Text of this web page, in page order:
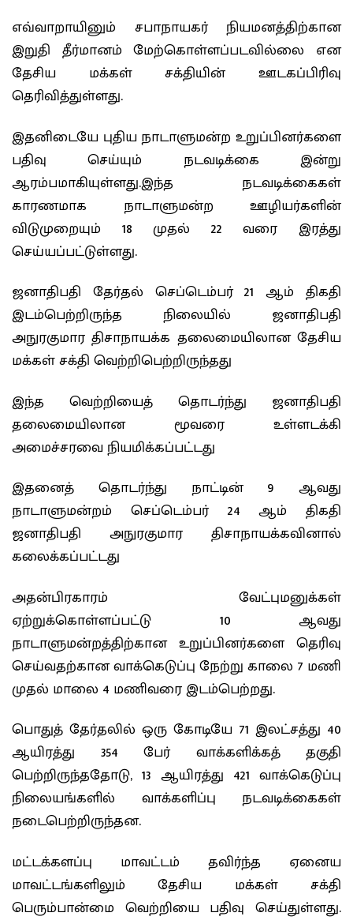
எவ்வாறாயினும் சபாநாயகர் நியமனத்திற்கான
இறுதி தீர்மானம் மேற்கொள்ளப்படவில்லை என
தேசிய மக்கள் சக்தியின் ஊடகப்பிரிவு
தெரிவித்துள்ளது.
இதனிடையே புதிய நாடாளுமன்ற உறுப்பினர்களை
பதிவு செய்யும் நடவடிக்கை இன்று
ஆரம்பமாகியுள்ளது.இந்த நடவடிக்கைகள்
காரணமாக நாடாளுமன்ற ஊழியர்களின்
விடுமுறையும் 18 முதல் 22 வரை இரத்து
செய்யப்பட்டுள்ளது.
ஜனாதிபதி தேர்தல் செப்டெம்பர் 21 ஆம் திகதி
இடம்பெற்றிருந்த நிலையில் ஜனாதிபதி
அநுரகுமார திசாநாயக்க தலைமையிலான தேசிய
மக்கள் சக்தி வெற்றிபெற்றிருந்தது
இந்த வெற்றியைத் தொடர்ந்து ஜனாதிபதி
தலைமையிலான மூவரை உள்ளடக்கி
அமைச்சரவை நியமிக்கப்பட்டது
இதனைத் தொடர்ந்து நாட்டின் 9 ஆவது
நாடாளுமன்றம் செப்டெம்பர் 24 ஆம் திகதி
ஜனாதிபதி அநுரகுமார திசாநாயக்கவினால்
கலைக்கப்பட்டது
அதன்பிரகாரம் வேட்புமனுக்கள்
ஏற்றுக்கொள்ளப்பட்டு 10 ஆவது
நாடாளுமன்றத்திற்கான உறுப்பினர்களை தெரிவு
செய்வதற்கான வாக்கெடுப்பு நேற்று காலை 7 மணி
முதல் மாலை 4 மணிவரை இடம்பெற்றது.
பொதுத் தேர்தலில் ஒரு கோடியே 71 இலட்சத்து 40
ஆயிரத்து 354 பேர் வாக்களிக்கத் தகுதி
பெற்றிருந்ததோடு, 13 ஆயிரத்து 421 வாக்கெடுப்பு
நிலையங்களில் வாக்களிப்பு நடவடிக்கைகள்
நடைபெற்றிருந்தன.
மட்டக்களப்பு மாவட்டம் தவிர்ந்த ஏனைய
மாவட்டங்களிலும் தேசிய மக்கள் சக்தி
பெரும்பான்மை வெற்றியை பதிவு செய்துள்ளது.